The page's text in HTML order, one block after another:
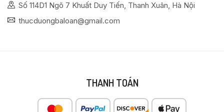
Số 114D1 Ngõ 7 Khuất Duy Tiến, Thanh Xuân, Hà Nội
thucduongbaloan@gmail.com
THANH TOÁN